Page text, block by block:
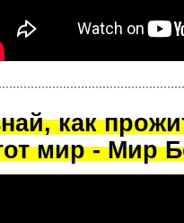
как
мир - Мир